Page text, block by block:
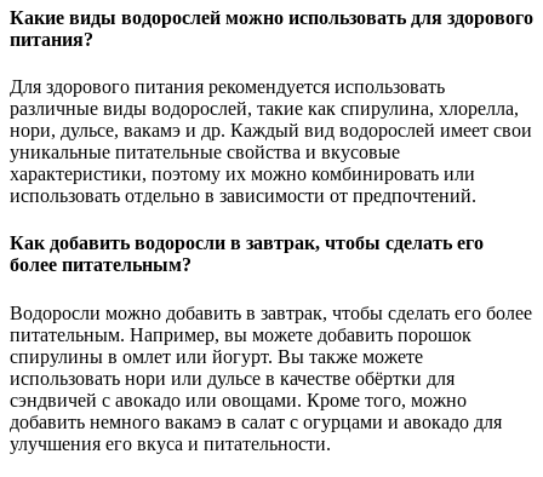
Какие виды водорослей можно использовать для здорового
питания?
Для здорового питания рекомендуется использовать
различные виды водорослей, такие как спирулина, хлорелла,
нори, дульсе, вакамэ и др. Каждый вид водорослей имеет свои
уникальные питательные свойства и вкусовые
характеристики, поэтому их можно комбинировать или
использовать отдельно в зависимости от предпочтений.
Как добавить водоросли в завтрак, чтобы сделать его
более питательным?
Водоросли можно добавить в завтрак, чтобы сделать его более
питательным. Например, вы можете добавить порошок
спирулины в омлет или йогурт. Вы также можете
использовать нори или дульсе в качестве обёртки для
сэндвичей с авокадо или овощами. Кроме того, можно
добавить немного вакамэ в салат с огурцами и авокадо для
улучшения его вкуса и питательности.